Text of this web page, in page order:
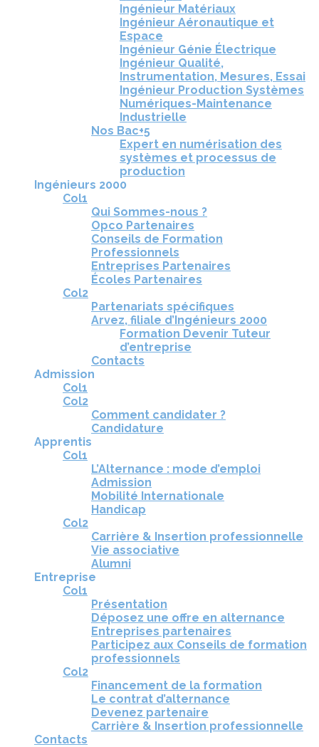
Ingénieur Matériaux
Ingénieur Aéronautique et
Espace
Ingénieur Génie Électrique
Ingénieur Qualité,
Instrumentation, Mesures, Essai
Ingénieur Production Systèmes
Numériques-Maintenance
Industrielle
Nos Bac+5
Expert en numérisation des
systèmes et processus de
production
Ingénieurs 2000
Col1
Qui Sommes-nous ?
Opco Partenaires
Conseils de Formation
Professionnels
Entreprises Partenaires
Écoles Partenaires
Col2
Partenariats spécifiques
Arvez, filiale d’Ingénieurs 2000
Formation Devenir Tuteur
d’entreprise
Contacts
Admission
Col1
Col2
Comment candidater ?
Candidature
Apprentis
Col1
L’Alternance : mode d’emploi
Admission
Mobilité Internationale
Handicap
Col2
Carrière & Insertion professionnelle
Vie associative
Alumni
Entreprise
Col1
Présentation
Déposez une offre en alternance
Entreprises partenaires
Participez aux Conseils de formation
professionnels
Col2
Financement de la formation
Le contrat d’alternance
Devenez partenaire
Carrière & Insertion professionnelle
Contacts